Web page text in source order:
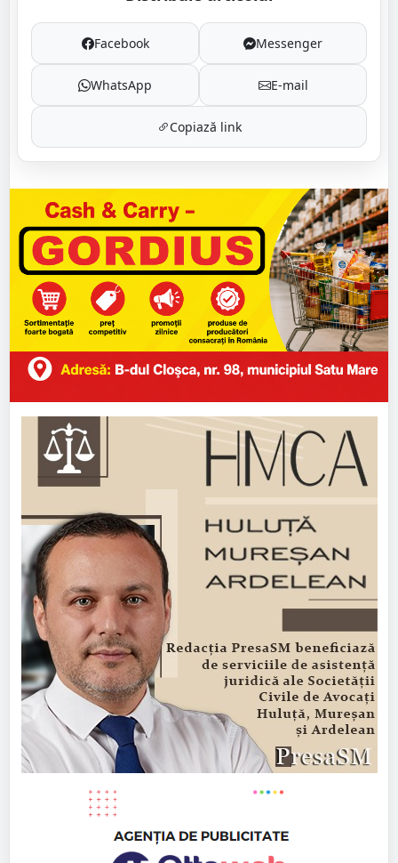
Facebook Messenger
WhatsApp E-mail
Copiază link